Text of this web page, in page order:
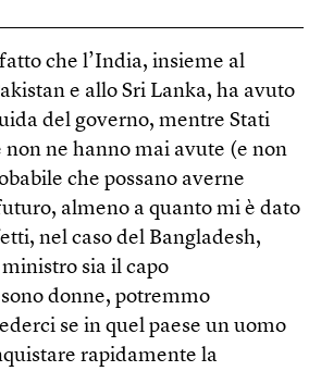
che l’India, insieme al
e allo Sri Lanka, ha avuto
del governo, mentre Stati
non ne hanno mai avute (e non
che possano averne
almeno a quanto mi è dato
nel caso del Bangladesh,
sia il capo
donne, potremmo
se in quel paese un uomo
rapidamente la